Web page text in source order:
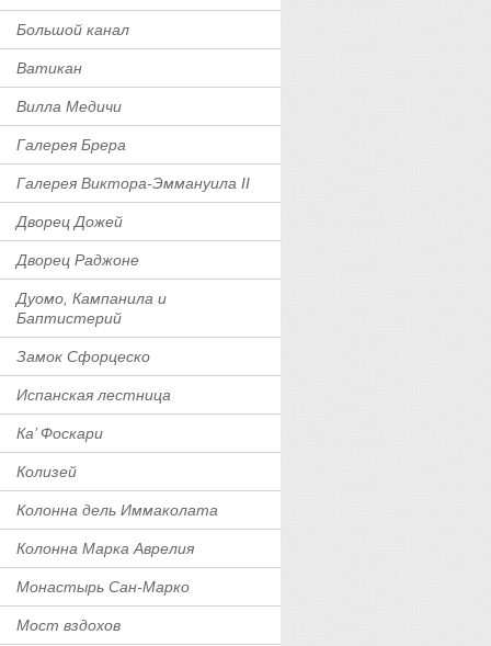
Большой канал
Ватикан
Вилла Медичи
Галерея Брера
Галерея Виктора-Эммануила II
Дворец Дожей
Дворец Раджоне
Дуомо, Кампанила и
Баптистерий
Замок Сфорцеско
Испанская лестница
Ка’ Фоскари
Колизей
Колонна дель Иммаколата
Колонна Марка Аврелия
Монастырь Сан-Марко
Мост вздохов